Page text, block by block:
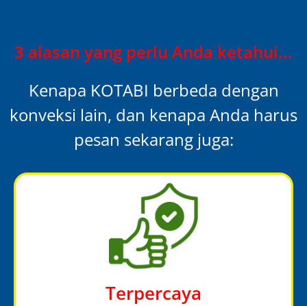
3 alasan yang perlu Anda ketahui...
Kenapa KOTABI berbeda dengan
konveksi lain, dan kenapa Anda harus
pesan sekarang juga:
Terpercaya